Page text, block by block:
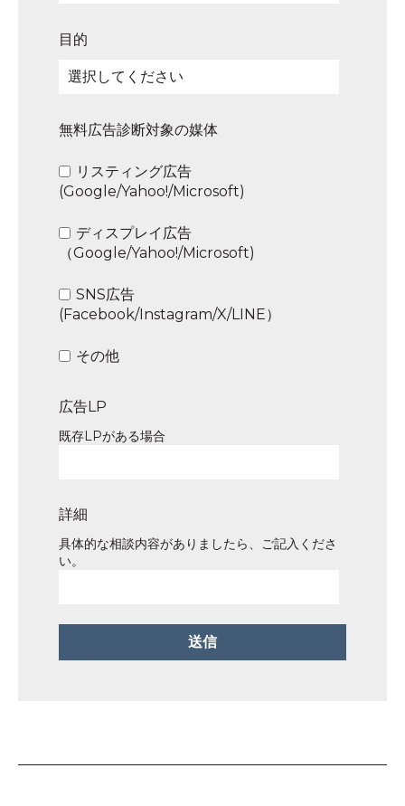
目的
無料広告診断対象の媒体
リスティング広告
(Google/Yahoo!/Microsoft)
ディスプレイ広告
（Google/Yahoo!/Microsoft)
SNS広告
(Facebook/Instagram/X/LINE）
その他
広告LP
既存LPがある場合
詳細
具体的な相談内容がありましたら、ご記入くださ
い。